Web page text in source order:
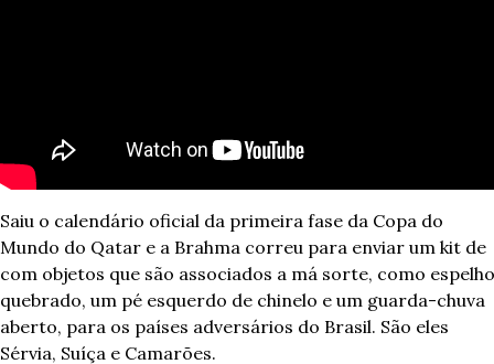
Saiu o calendário oficial da primeira fase da Copa do
Mundo do Qatar e a Brahma correu para enviar um kit de
com objetos que são associados a má sorte, como espelho
quebrado, um pé esquerdo de chinelo e um guarda-chuva
aberto, para os países adversários do Brasil. São eles
Sérvia, Suíça e Camarões.